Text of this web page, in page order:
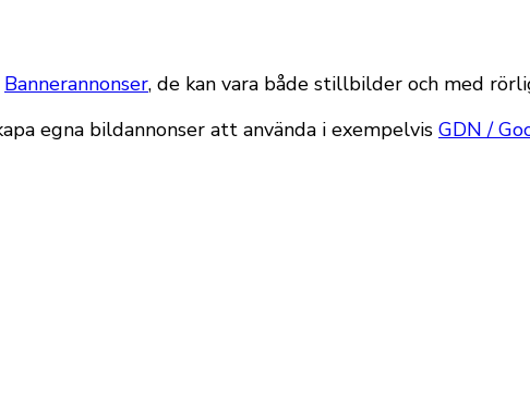
Bannerannonser, de kan vara både stillbilder och med
egna bildannonser att använda i exempelvis GDN /